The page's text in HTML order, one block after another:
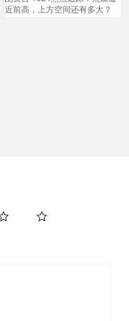
近前高，上方空间还有多大？